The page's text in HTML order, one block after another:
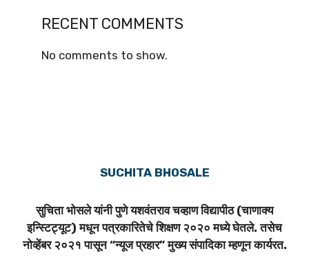
RECENT COMMENTS
No comments to show.
SUCHITA BHOSALE
सुचिता भोसले यांनी पुणे यशवंतराव चव्हाण विद्यापीठ (चाणाक्य
इन्स्टिट्यूट) मधून पत्रकारितेचे शिक्षण २०२० मध्ये घेतले. तसेच
नोव्हेंबर २०२१ पासून “न्यूज प्रहार” मुख्य संपादिका म्हणून कार्यरत.